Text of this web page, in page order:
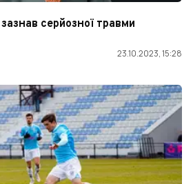
серйозної травми
23.10.2023, 15:28